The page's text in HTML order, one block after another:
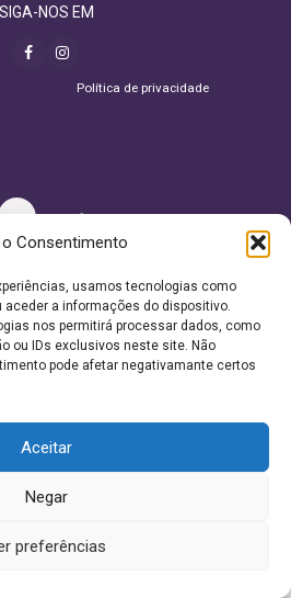
Ao navegar no site
a sua utilização.
Aceitar
o Consentimento
usamos tecnologias como
a informações do dispositivo.
nos permitirá processar dados, como
ou IDs exclusivos neste site. Não
pode afetar negativamante certos
Aceitar
Negar
preferências
SIGA-NOS EM
Política de privacidade
Depilemotion
direitos reservados.